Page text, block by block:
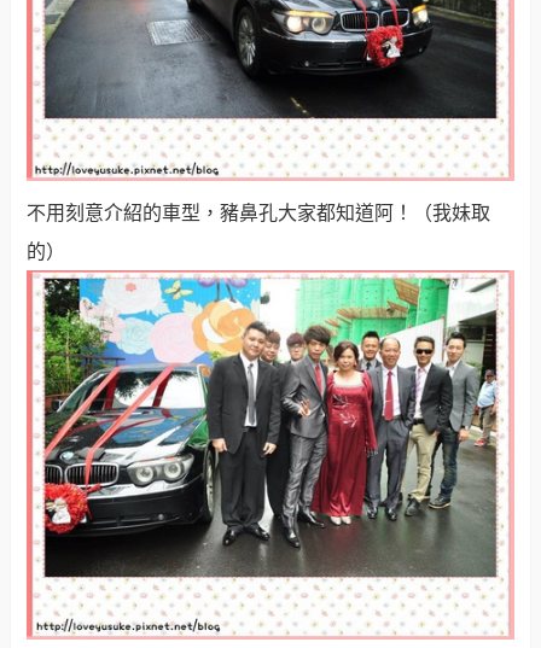
不用刻意介紹的車型，豬鼻孔大家都知道阿！（我妹取
的）